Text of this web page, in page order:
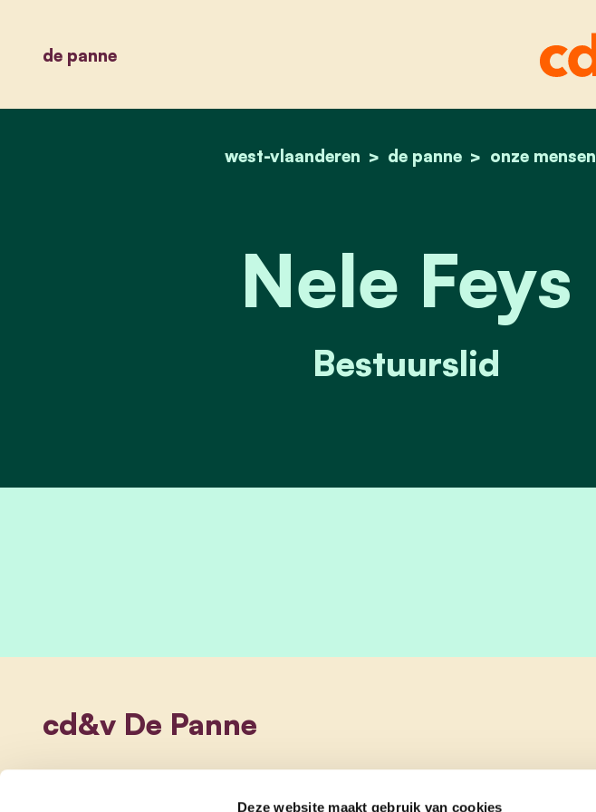
Deze website maakt gebruik van cookies
de panne
home
west-vlaanderen de panne onze mensen
nele feys
Nele Feys
Bestuurslid
cd&v De Panne